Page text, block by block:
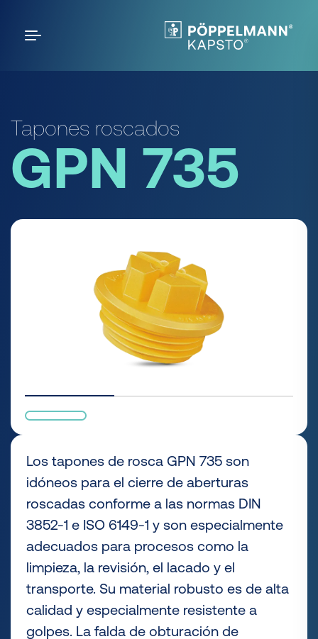
Tapones roscados
GPN 735
Los tapones de rosca GPN 735 son
idóneos para el cierre de aberturas
roscadas conforme a las normas DIN
3852-1 e ISO 6149-1 y son especialmente
adecuados para procesos como la
limpieza, la revisión, el lacado y el
transporte. Su material robusto es de alta
calidad y especialmente resistente a
golpes. La falda de obturación de